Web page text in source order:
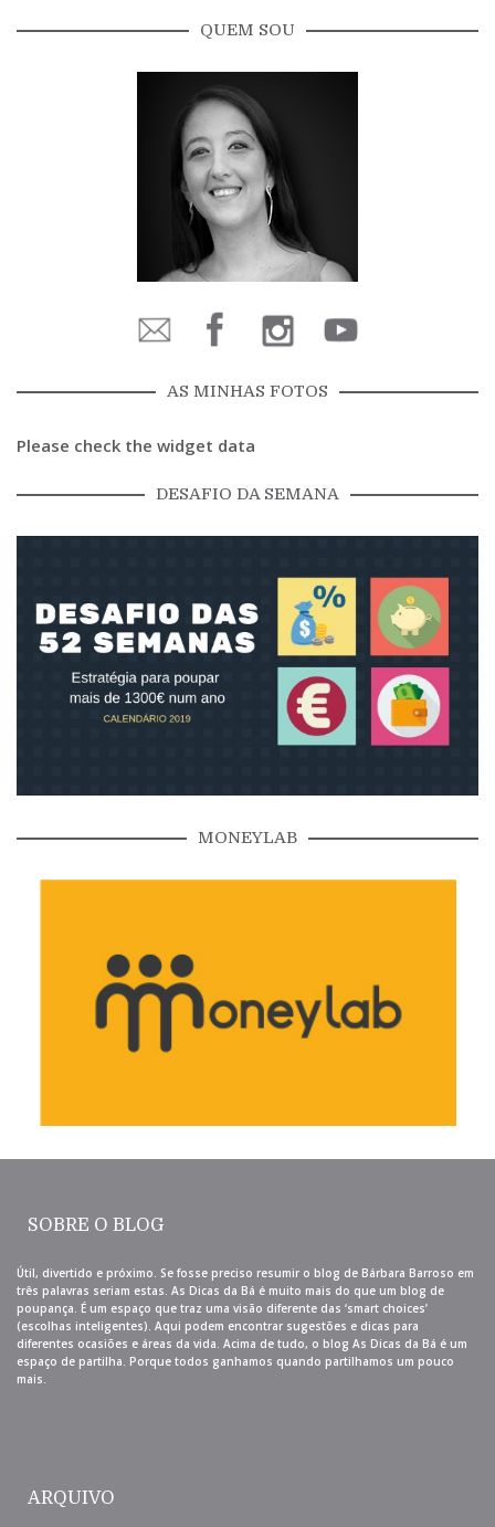
QUEM SOU
AS MINHAS FOTOS
Please check the widget data
DESAFIO DA SEMANA
MONEYLAB
SOBRE O BLOG
Útil, divertido e próximo. Se fosse preciso resumir o blog de Bárbara Barroso em
três palavras seriam estas. As Dicas da Bá é muito mais do que um blog de
poupança. É um espaço que traz uma visão diferente das ‘smart choices’
(escolhas inteligentes). Aqui podem encontrar sugestões e dicas para
diferentes ocasiões e áreas da vida. Acima de tudo, o blog As Dicas da Bá é um
espaço de partilha. Porque todos ganhamos quando partilhamos um pouco
mais.
ARQUIVO